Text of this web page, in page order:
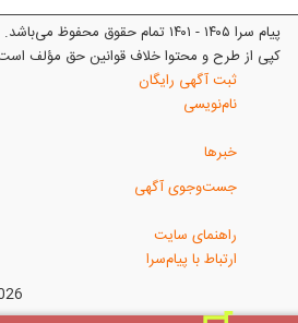
پیام سرا ۱۴۰۵ - ۱۴۰۱ تمام حقوق محفوظ می‌باشد.
کپی از طرح و محتوا خلاف قوانین حق مؤلف
ثبت آگهی رایگان
نام‌نویسی
خبرها
جست‌وجوی آگهی
راهنمای سایت
ارتباط با پیام‌سرا